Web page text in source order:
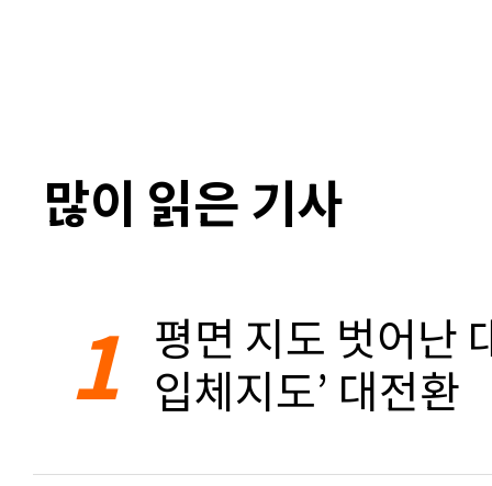
많이 읽은 기사
1 평면 지도 벗어난
입체지도’ 대전환